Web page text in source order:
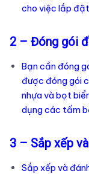
cho việc lắp
2 – Đóng gói
Bạn cần đóng
được đóng gói
nhựa và bọt
dụng các tấm
3 – Sắp xếp
Sắp xếp và